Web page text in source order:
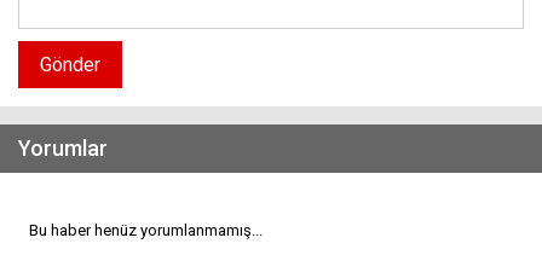
Gönder
Yorumlar
Bu haber henüz yorumlanmamış...